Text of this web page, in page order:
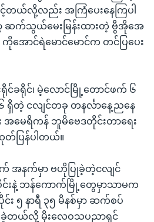
ယ်လို့လည်း အကြံပေးနေကြပါ
က်သွယ်မေးမြန်းထားတဲ့ ဗွီအိုအေ
အောင်ရဲမောင်မောင်က တင်ပြပေး
ရိုင်ခရိုင်၊ မဲ့လောင်မြို့တောင်ဖက် ၆
၆ ရှိတဲ့ ငလျင်တခု တနင်္လာနေ့ညနေ
အမေရိကန် ဘူမိဗေဒတိုင်းတာရေး
တ်ပြန်ပါတယ်။
က် အနက်မှာ ဗဟိုပြုခဲ့တဲ့ငလျင်
ပိုင်းနဲ့ ဘန်ကောက်မြို့တွေမှာသာမက
း ၅ နာရီ ၃၅ မိနစ်မှာ ဆက်စပ်
ခဲ့တယ်လို့ မိုးလေဝသပညာရှင်